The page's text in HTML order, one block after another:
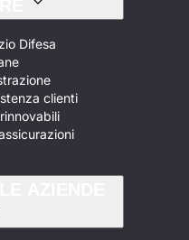
Difesa
clienti